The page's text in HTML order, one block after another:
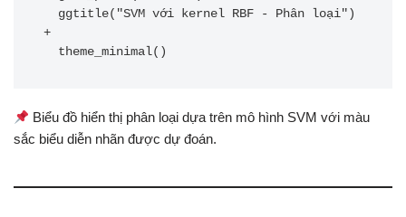
+
  theme_minimal()
Biểu đồ hiển thị phân loại dựa trên mô hình SVM với màu
sắc biểu diễn nhãn được dự đoán.